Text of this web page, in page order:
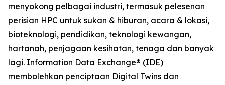
menyokong pelbagai industri, termasuk pelesenan
perisian HPC untuk sukan & hiburan, acara & lokasi,
bioteknologi, pendidikan, teknologi kewangan,
hartanah, penjagaan kesihatan, tenaga dan banyak
lagi. Information Data Exchange® (IDE)
membolehkan penciptaan Digital Twins dan